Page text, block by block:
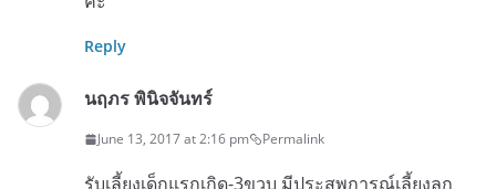
Reply
นฤภร พินิจจันทร์
June 13, 2017 at 2:16 pm Permalink
รับเลี้ยงเด็กแรกเกิด-3ขวบ มีประสพการณ์เลี้ยงลูก